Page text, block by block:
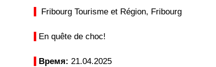
Fribourg Tourisme et Région, Fribourg
En quête de choc!
Время: 21.04.2025